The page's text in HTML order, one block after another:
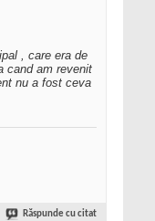
, care era de
cand am revenit
nu a fost ceva
Răspunde cu citat